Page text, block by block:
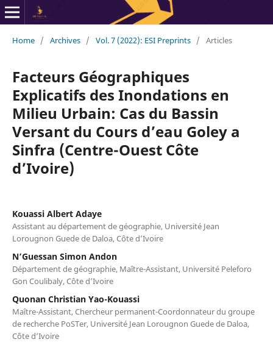
Home / Archives / Vol. 7 (2022): ESI Preprints / Articles
Facteurs Géographiques
Explicatifs des Inondations en
Milieu Urbain: Cas du Bassin
Versant du Cours d’eau Goley a
Sinfra (Centre-Ouest Côte
d’Ivoire)
Kouassi Albert Adaye
Assistant au département de géographie, Université Jean
Lorougnon Guede de Daloa, Côte d’Ivoire
N’Guessan Simon Andon
Département de géographie, Maître-Assistant, Université Peleforo
Gon Coulibaly, Côte d’Ivoire
Quonan Christian Yao-Kouassi
Maître-Assistant, Chercheur permanent-Coordonnateur du groupe
de recherche PoSTer, Université Jean Lorougnon Guede de Daloa,
Côte d’Ivoire